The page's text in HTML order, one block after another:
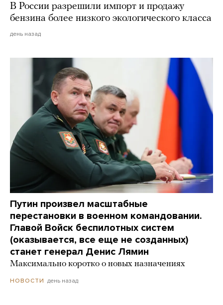
В России разрешили импорт и продажу
бензина более низкого экологического класса
день назад
Путин произвел масштабные
перестановки в военном командовании.
Главой Войск беспилотных систем
(оказывается, все еще не созданных)
станет генерал Денис Лямин
Максимально коротко о новых назначениях
НОВОСТИ день назад